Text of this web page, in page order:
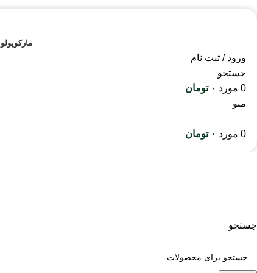
مارکوپولو
ورود / ثبت نام
جستجو
0 مورد ۰ تومان
منو
0 مورد ۰ تومان
جستجو